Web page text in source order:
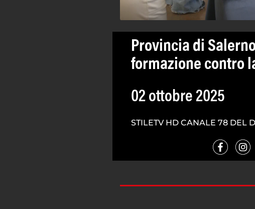
Provincia di
formazione contro
02 ottobre 2025
STILETV HD CANALE 78 DEL